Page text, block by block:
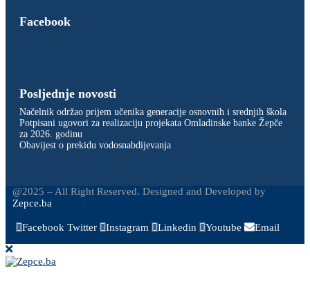
Facebook
Posljednje novosti
Načelnik održao prijem učenika generacije osnovnih i srednjih škola
Potpisani ugovori za realizaciju projekata Omladinske banke Žepče
za 2026. godinu
Obavijest o prekidu vodosnabdijevanja
@2025 – All Right Reserved. Designed and Developed by
Zepce.ba
Facebook Twitter Instagram Linkedin Youtube Email